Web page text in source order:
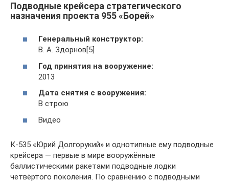
Подводные крейсера стратегического
назначения проекта 955 «Борей»
Генеральный конструктор:
В. А. Здорнов[5]
Год принятия на вооружение:
2013
Дата снятия с вооружения:
В строю
Видео
К-535 «Юрий Долгорукий» и однотипные ему подводные
крейсера — первые в мире вооружённые
баллистическими ракетами подводные лодки
четвёртого поколения. По сравнению с подводными